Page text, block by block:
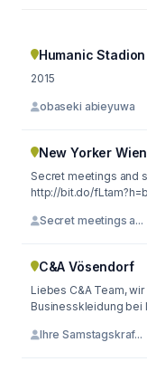
Humanic
2015
obaseki abieyuwa
New Yorker Wien
Secret meetings and
http://bit.do/
Secret meetings a...
C&A Vösendorf
Liebes C&A Team,
Businesskleidung bei
Ihre Samstagskraf...